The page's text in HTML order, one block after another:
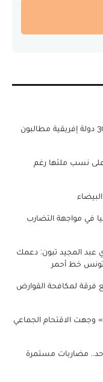
تأشيرة الدخول للولايات المتحدة: مواطنو 30 دولة إفريقية مطالبون
نسب ملئها رغم
في مواجهة التضارب
عبد المجيد تبون: دعمك
خط أحمر
فرقة لمكافحة القوارض
وجهت الاقتحام الجماعي
مضاربات مستمرة